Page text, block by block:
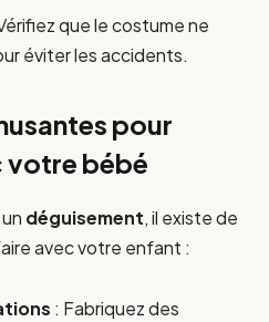
que le costume ne
éviter les accidents.
pour
votre bébé
déguisement, il existe de
avec votre enfant :
: Fabriquez des